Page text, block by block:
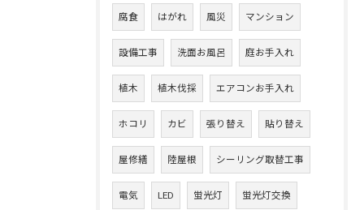
腐食 はがれ 風災 マンション
設備工事 洗面お風呂 庭お手入れ
植木 植木伐採 エアコンお手入れ
ホコリ カビ 張り替え 貼り替え
屋修繕 陸屋根 シーリング取替工事
電気 LED 蛍光灯 蛍光灯交換